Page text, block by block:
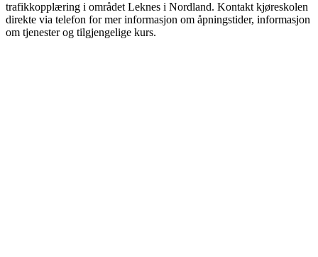
trafikkopplæring i området Leknes i Nordland. Kontakt kjøreskolen
direkte via telefon for mer informasjon om åpningstider, informasjon
om tjenester og tilgjengelige kurs.